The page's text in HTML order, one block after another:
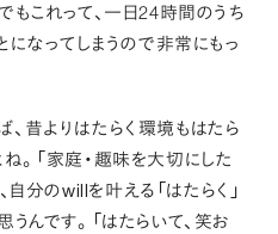
もこれって、一日24時間のうち
なってしまうので非常にもっ
昔よりはたらく環境もはたら
。「家庭・趣味を大切にした
自分のwillを叶える「はたらく」
んです。「はたらいて、笑お